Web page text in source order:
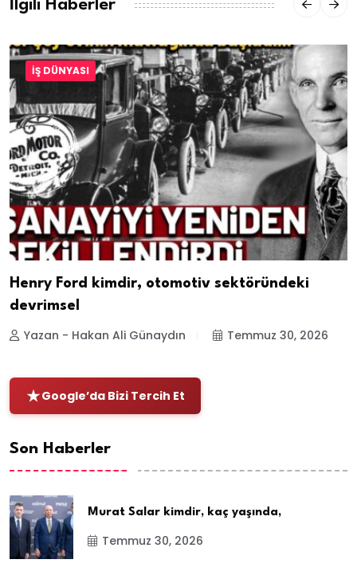
İlgili Haberler
İŞ DÜNYASI
Henry Ford kimdir, otomotiv sektöründeki
devrimsel
Yazan - Hakan Ali Günaydın Temmuz 30, 2026
Google’da Bizi Tercih Et
Son Haberler
Murat Salar kimdir, kaç yaşında,
Temmuz 30, 2026